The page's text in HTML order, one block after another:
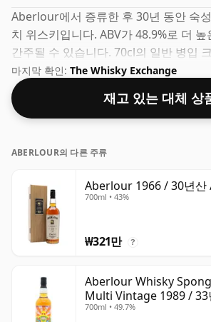
Aberlour에서 증류한 후 30년 동안 숙
치 위스키입니다. ABV가 48.9%로 더
간주될 수 있습니다. 70cl의 일반 병입
마지막 확인: The Whisky Exchange
재고 있는 대체 상
ABERLOUR의 다른 주류
Aberlour 1966 / 30년산
700ml • 43%
₩321만 ?
Aberlour Whisky
Multi Vintage 1989 / 33
700ml • 49.7%